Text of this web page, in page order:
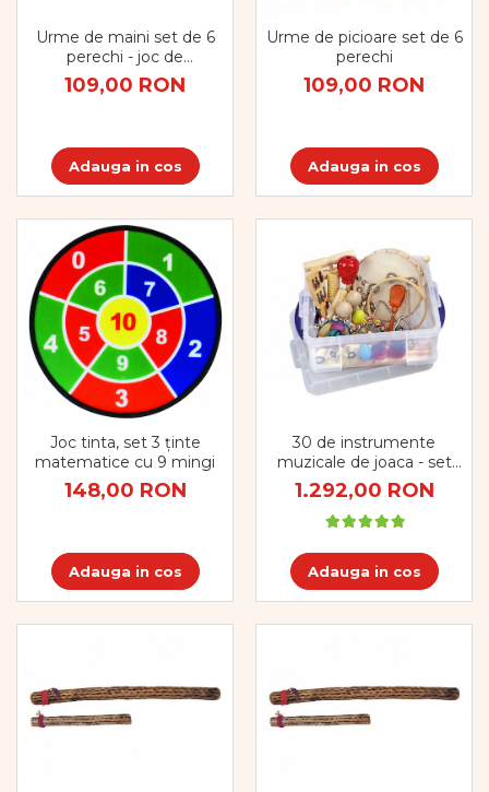
Urme de maini set de 6
perechi - joc de
motricitate
109,00 RON
Adauga in cos
Urme de picioare set de 6
perechi
109,00 RON
Adauga in cos
Joc tinta, set 3 ținte
matematice cu 9 mingi
148,00 RON
Adauga in cos
30 de instrumente
muzicale de joaca - set
clasa - ritmicitate
1.292,00 RON
Adauga in cos